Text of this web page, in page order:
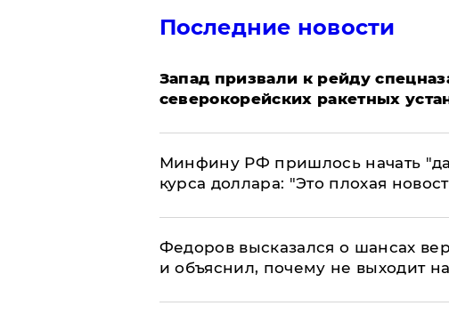
Последние новости
Запад призвали к рейду
северокорейских ракетных
Минфину РФ пришлось начать
курса доллара: "Это плохая
Федоров высказался о шансах
и объяснил, почему не выходит